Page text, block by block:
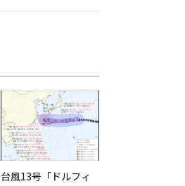
台風13号「ドルフィ